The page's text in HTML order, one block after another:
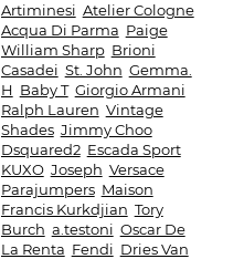
Artiminesi Atelier Cologne
Acqua Di Parma Paige
William Sharp Brioni
Casadei St. John Gemma.
H Baby T Giorgio Armani
Ralph Lauren Vintage
Shades Jimmy Choo
Dsquared2 Escada Sport
KUXO Joseph Versace
Parajumpers Maison
Francis Kurkdjian Tory
Burch a.testoni Oscar De
La Renta Fendi Dries Van